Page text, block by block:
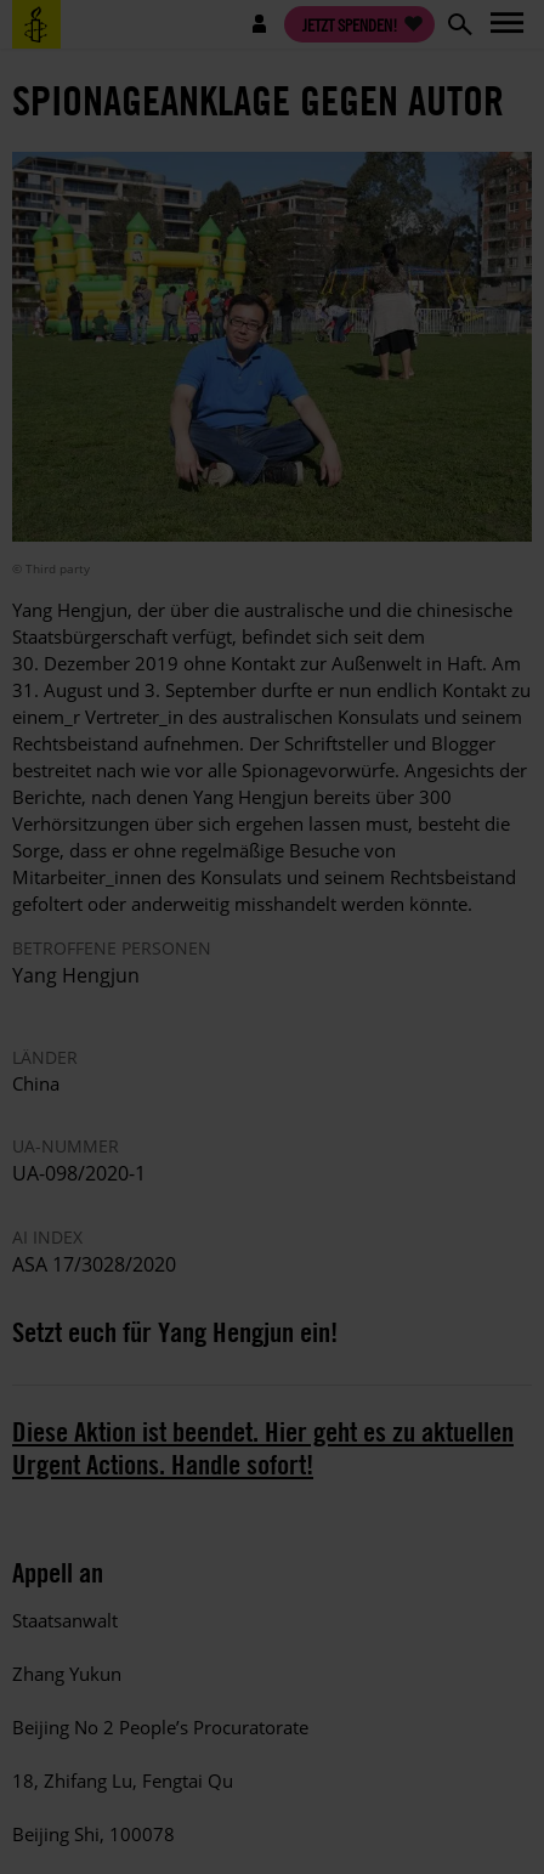
Direkt
zum
Benutzermenü JETZT SPENDEN!
SPIONAGEANKLAGE GEGEN AUTOR
© Third party
Yang Hengjun, der über die australische und die chinesische
Staatsbürgerschaft verfügt, befindet sich seit dem
30. Dezember 2019 ohne Kontakt zur Außenwelt in Haft. Am
31. August und 3. September durfte er nun endlich Kontakt zu
einem_r Vertreter_in des australischen Konsulats und seinem
Rechtsbeistand aufnehmen. Der Schriftsteller und Blogger
bestreitet nach wie vor alle Spionagevorwürfe. Angesichts der
Berichte, nach denen Yang Hengjun bereits über 300
Verhörsitzungen über sich ergehen lassen must, besteht die
Sorge, dass er ohne regelmäßige Besuche von
Mitarbeiter_innen des Konsulats und seinem Rechtsbeistand
gefoltert oder anderweitig misshandelt werden könnte.
BETROFFENE PERSONEN
Yang Hengjun
LÄNDER
China
UA-NUMMER
UA-098/2020-1
AI INDEX
ASA 17/3028/2020
Setzt euch für Yang Hengjun ein!
Diese Aktion ist beendet. Hier geht es zu aktuellen
Urgent Actions. Handle sofort!
Appell an
Staatsanwalt
Zhang Yukun
Beijing No 2 People’s Procuratorate
18, Zhifang Lu, Fengtai Qu
Beijing Shi, 100078